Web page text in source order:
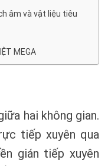
âm và vật liệu tiêu
MEGA
hai không gian.
tiếp xuyên qua
gián tiếp xuyên